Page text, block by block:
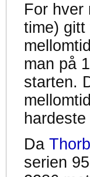
For hver
time) gitt
man på
starten.
Da
serien